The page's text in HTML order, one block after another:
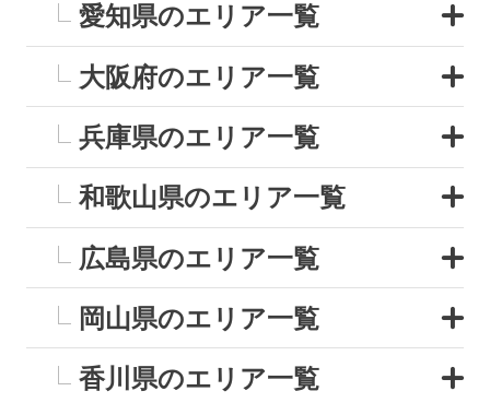
愛知県のエリア一覧
大阪府のエリア一覧
兵庫県のエリア一覧
和歌山県のエリア一覧
広島県のエリア一覧
岡山県のエリア一覧
香川県のエリア一覧